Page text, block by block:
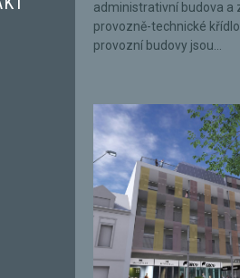
administrativní budova a
provozně-technické
provozní budovy jsou...